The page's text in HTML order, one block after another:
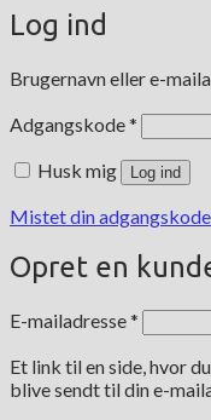
Log ind
Brugernavn eller e-
Adgangskode*
Husk mig Log ind
Mistet din
Opret en
E-mailadresse*
Et link til en side, hvor
blive sendt til din e-